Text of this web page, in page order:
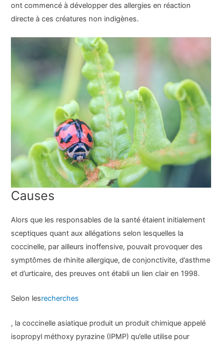
ont commencé à développer des allergies en réaction
directe à ces créatures non indigènes.
Causes
Alors que les responsables de la santé étaient initialement
sceptiques quant aux allégations selon lesquelles la
coccinelle, par ailleurs inoffensive, pouvait provoquer des
symptômes de rhinite allergique, de conjonctivite, d’asthme
et d’urticaire, des preuves ont établi un lien clair en 1998.
Selon lesrecherches
, la coccinelle asiatique produit un produit chimique appelé
isopropyl méthoxy pyrazine (IPMP) qu’elle utilise pour